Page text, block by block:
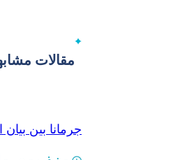
مقالات
جرمانا بين